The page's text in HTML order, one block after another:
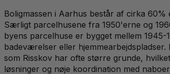
Boligmassen i Aarhus består af cirka
Særligt parcelhusene fra 1950'erne og
byens parcelhuse er bygget mellem
badeværelser eller
som Risskov har ofte større grunde,
løsninger og nøje koordination med